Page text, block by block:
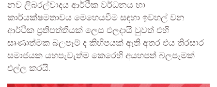
නව ලිබරල්වාදය ආර්ථික වර්ධනය හා
කාර්යක්ෂමතාවය මෙහෙයවීම සඳහා ඉවහල් වන
ආර්ථික ප්‍රතිපත්තියක් ලෙස ඵලදායී වුවත් එහි
සෘණාත්මක බලපෑම් ද කිහිපයක් ඇති අතර එය තිරසාර
සමාජයක යහපැවැත්ම කෙරෙහි අයහපත් බලපෑමක්
එල්ල කරයි.